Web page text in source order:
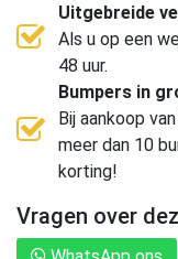
Uitgebreide
Als u op een
48 uur.
Bumpers in
Bij aankoop
meer dan 10
korting!
Vragen over